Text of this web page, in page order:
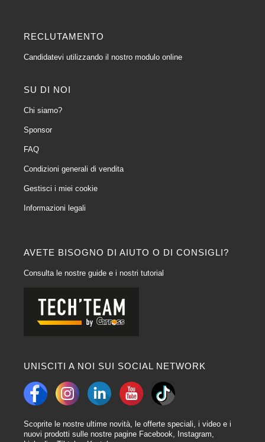
AVETE BISOGNO DI AIUTO O DI CONSIGLI?
Consulta le nostre guide e i nostri tutorial
UNISCITI A NOI SUI SOCIAL NETWORK
Scoprite le nostre ultime novità, le offerte speciali, i video e i
nuovi prodotti sulle nostre pagine Facebook, Instagram,
RECLUTAMENTO
Candidatevi utilizzando il nostro modulo online
SU DI NOI
Chi siamo?
Sponsor
FAQ
Condizioni generali di vendita
Gestisci i miei cookie
Informazioni legali